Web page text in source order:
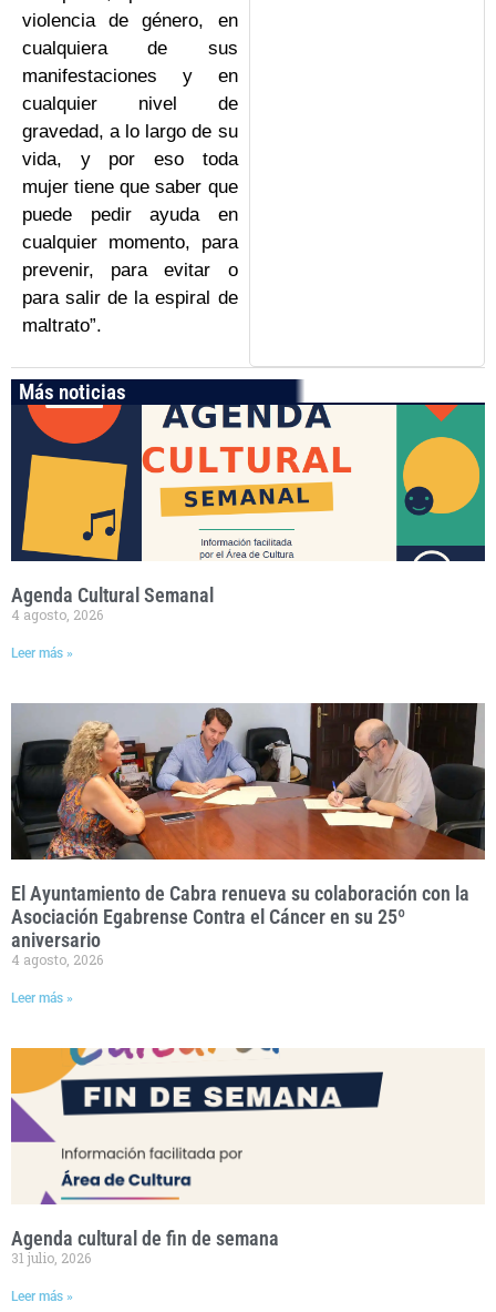
violencia de género, en
cualquiera de sus
manifestaciones y en
cualquier nivel de
gravedad, a lo largo de su
vida, y por eso toda
mujer tiene que saber que
puede pedir ayuda en
cualquier momento, para
prevenir, para evitar o
para salir de la espiral de
maltrato”.
Más noticias
Agenda Cultural Semanal
4 agosto, 2026
Leer más »
El Ayuntamiento de Cabra renueva su colaboración con la
Asociación Egabrense Contra el Cáncer en su 25º
aniversario
4 agosto, 2026
Leer más »
Agenda cultural de fin de semana
31 julio, 2026
Leer más »